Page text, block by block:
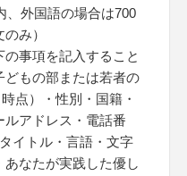
外国語の場合は700
み）
事項を記入すること
どもの部または若者の
点）・性別・国籍・
アドレス・電話番
イトル・言語・文字
なたが実践した優し